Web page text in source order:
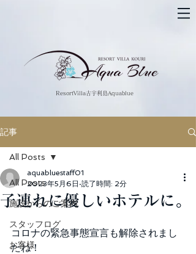
​ResortVilla古宇利島Aquablue
記事
All Posts
施設からのご案内
スタッフログ
お客様
All Posts
子連れに優しいホテルに。
aquabluestaff01
2023年5月6日 読了時間: 2分
コロナの緊急事態宣言も解除されまし
たね！